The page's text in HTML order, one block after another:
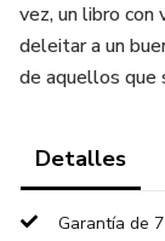
vez, un libro
deleitar a un
de aquellos que
Detalles
Garantía de